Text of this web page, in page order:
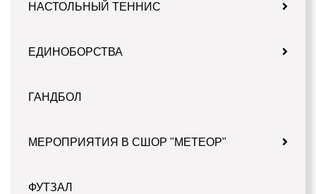
НАСТОЛЬНЫЙ ТЕННИС
ЕДИНОБОРСТВА
ГАНДБОЛ
МЕРОПРИЯТИЯ В СШОР "МЕТЕОР"
ФУТЗАЛ